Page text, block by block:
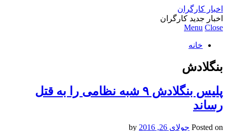
اخبار کارگران
اخبار جدید کارگران
Menu Close
خانه
بنگلادش
پلیس بنگلادش ۹ شبه نظامی را به قتل
رساند
Posted on جولای 26, 2016